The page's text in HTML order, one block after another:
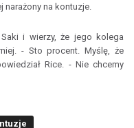
narażony na kontuzje.
i wierzy, że jego kolega
- Sto procent. Myślę, że
Rice. - Nie chcemy